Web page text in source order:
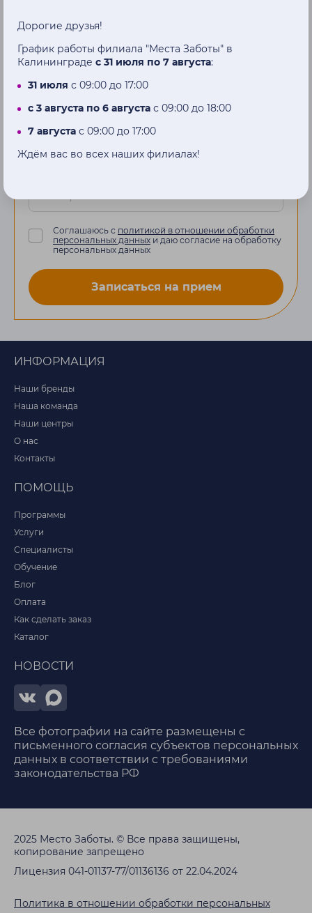
Наш менеджер перезвонит вам в
течение нескольких часов
Имя
Соглашаюсь с политикой в отношении обработки
персональных данных и даю согласие на обработку
персональных данных
Записаться на прием
ИНФОРМАЦИЯ
Наши бренды
Наша команда
Наши центры
О нас
Контакты
ПОМОЩЬ
Программы
Услуги
Специалисты
Обучение
Блог
Оплата
Как сделать заказ
Каталог
НОВОСТИ
Все фотографии на сайте размещены с
письменного согласия субъектов персональных
данных в соответствии с требованиями
законодательства РФ
2025 Место Заботы. © Все права защищены,
копирование запрещено
Лицензия 041-01137-77/01136136 от 22.04.2024
Политика в отношении обработки персональных
Дорогие друзья!
График работы филиала "Места Заботы" в
Калининграде с 31 июля по 7 августа:
31 июля с 09:00 до 17:00
с 3 августа по 6 августа с 09:00 до 18:00
7 августа с 09:00 до 17:00
Ждём вас во всех наших филиалах!